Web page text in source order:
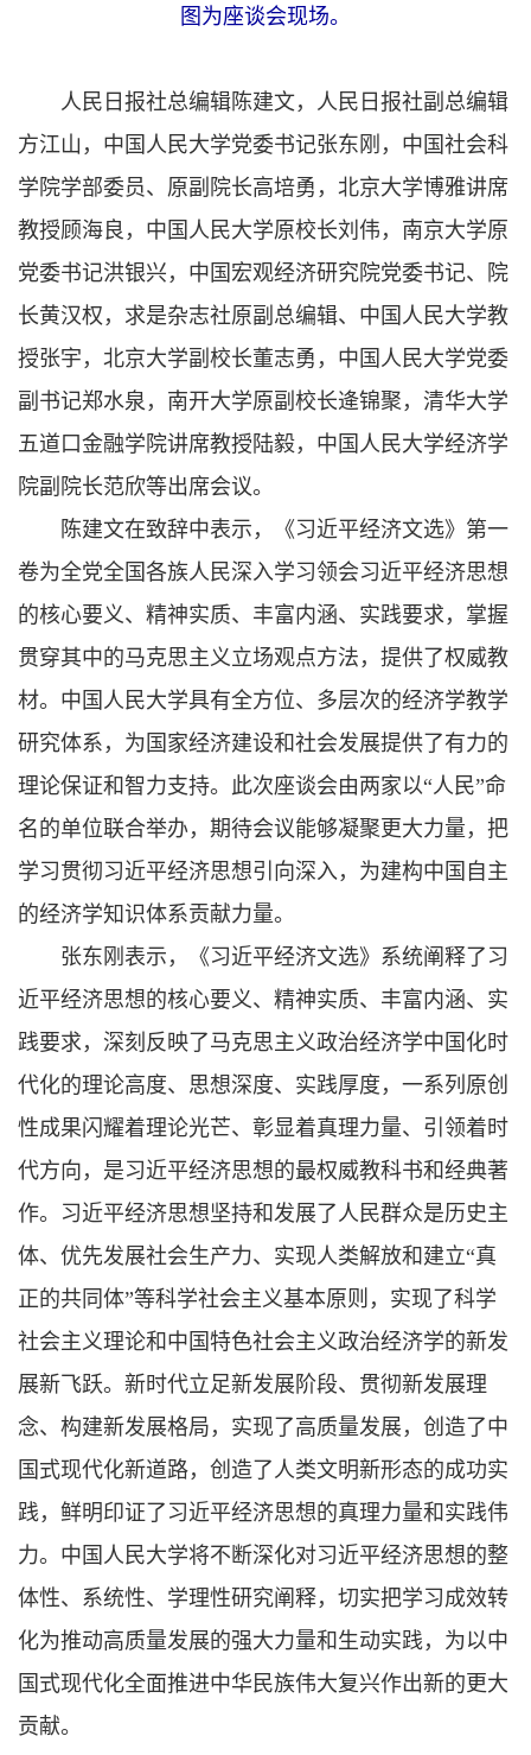
图为座谈会现场。
人民日报社总编辑陈建文，人民日报社副总编辑
方江山，中国人民大学党委书记张东刚，中国社会科
学院学部委员、原副院长高培勇，北京大学博雅讲席
教授顾海良，中国人民大学原校长刘伟，南京大学原
党委书记洪银兴，中国宏观经济研究院党委书记、院
长黄汉权，求是杂志社原副总编辑、中国人民大学教
授张宇，北京大学副校长董志勇，中国人民大学党委
副书记郑水泉，南开大学原副校长逄锦聚，清华大学
五道口金融学院讲席教授陆毅，中国人民大学经济学
院副院长范欣等出席会议。
陈建文在致辞中表示，《习近平经济文选》第一
卷为全党全国各族人民深入学习领会习近平经济思想
的核心要义、精神实质、丰富内涵、实践要求，掌握
贯穿其中的马克思主义立场观点方法，提供了权威教
材。中国人民大学具有全方位、多层次的经济学教学
研究体系，为国家经济建设和社会发展提供了有力的
理论保证和智力支持。此次座谈会由两家以“人民”命
名的单位联合举办，期待会议能够凝聚更大力量，把
学习贯彻习近平经济思想引向深入，为建构中国自主
的经济学知识体系贡献力量。
张东刚表示，《习近平经济文选》系统阐释了习
近平经济思想的核心要义、精神实质、丰富内涵、实
践要求，深刻反映了马克思主义政治经济学中国化时
代化的理论高度、思想深度、实践厚度，一系列原创
性成果闪耀着理论光芒、彰显着真理力量、引领着时
代方向，是习近平经济思想的最权威教科书和经典著
作。习近平经济思想坚持和发展了人民群众是历史主
体、优先发展社会生产力、实现人类解放和建立“真
正的共同体”等科学社会主义基本原则，实现了科学
社会主义理论和中国特色社会主义政治经济学的新发
展新飞跃。新时代立足新发展阶段、贯彻新发展理
念、构建新发展格局，实现了高质量发展，创造了中
国式现代化新道路，创造了人类文明新形态的成功实
践，鲜明印证了习近平经济思想的真理力量和实践伟
力。中国人民大学将不断深化对习近平经济思想的整
体性、系统性、学理性研究阐释，切实把学习成效转
化为推动高质量发展的强大力量和生动实践，为以中
国式现代化全面推进中华民族伟大复兴作出新的更大
贡献。